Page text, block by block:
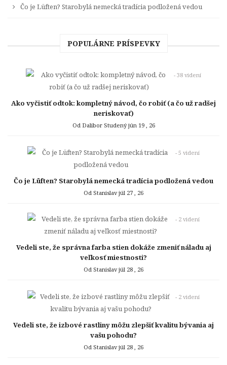
Čo je Lüften? Starobylá nemecká tradícia podložená vedou
POPULÁRNE PRÍSPEVKY
- 38 videní
Ako vyčistiť odtok: kompletný návod, čo robiť (a čo už radšej
neriskovať)
Od Dalibor Studený jún 19 , 26
- 5 videní
Čo je Lüften? Starobylá nemecká tradícia podložená vedou
Od Stanislavjúl 27 , 26
- 2 videní
Vedeli ste, že správna farba stien dokáže zmeniť náladu aj
veľkosť miestnosti?
Od Stanislavjúl 28 , 26
- 2 videní
Vedeli ste, že izbové rastliny môžu zlepšiť kvalitu bývania aj
vašu pohodu?
Od Stanislavjúl 28 , 26